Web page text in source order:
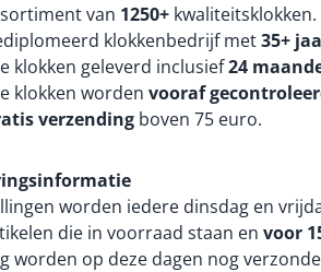
van 1250+kwaliteitsklokken.
klokkenbedrijf met35+
klokken geleverd inclusief24
klokken worden vooraf
verzendingboven 75 euro.
worden iedere dinsdag en
die in voorraad staan en voor
worden op deze dagen nog